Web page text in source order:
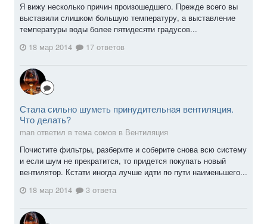
Я вижу несколько причин произошедшего. Прежде всего вы
выставили слишком большую температуру, а выставление
температуры воды более пятидесяти градусов...
18 мар 2014
17 ответов
Стала сильно шуметь принудительная вентиляция.
Что делать?
man ответил в тема сомов в Вентиляция
Почистите фильтры, разберите и соберите снова всю систему
и если шум не прекратится, то придется покупать новый
вентилятор. Кстати иногда лучше идти по пути наименьшего...
18 мар 2014
3 ответа